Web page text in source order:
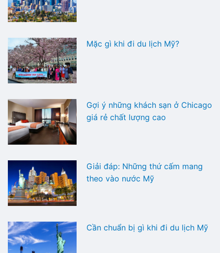
Mặc gì khi đi du lịch Mỹ?
Gợi ý những khách sạn ở Chicago
giá rẻ chất lượng cao
Giải đáp: Những thứ cấm mang
theo vào nước Mỹ
Cần chuẩn bị gì khi đi du lịch Mỹ